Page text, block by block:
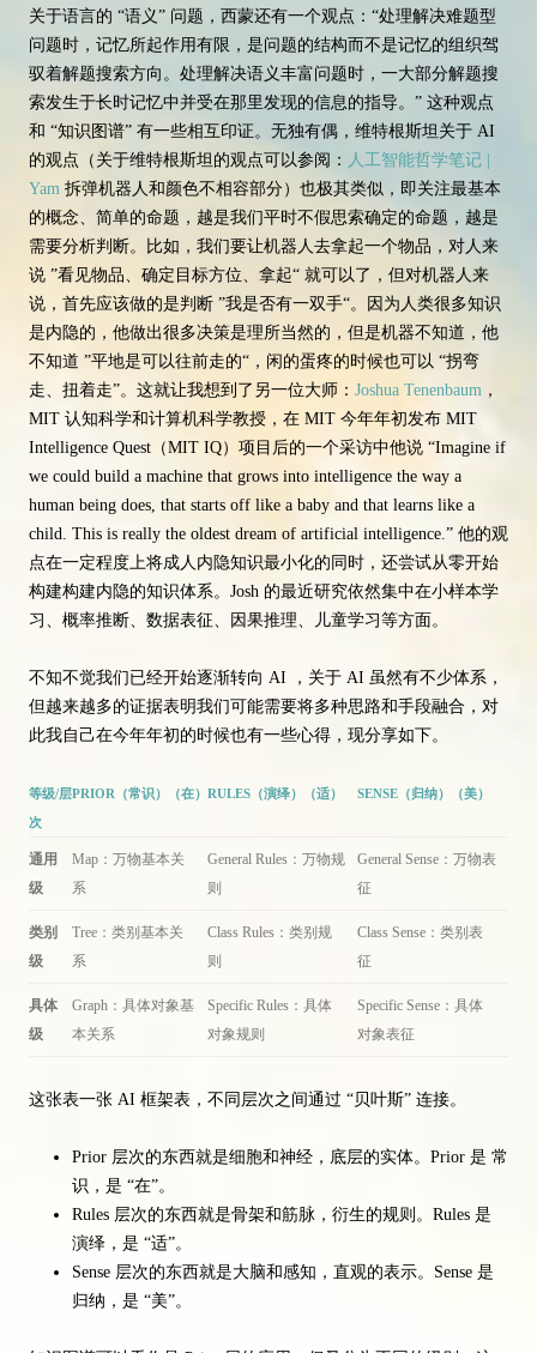
关于语言的 “语义” 问题，西蒙还有一个观点：“处理解决难题型
问题时，记忆所起作用有限，是问题的结构而不是记忆的组织驾
驭着解题搜索方向。处理解决语义丰富问题时，一大部分解题搜
索发生于长时记忆中并受在那里发现的信息的指导。” 这种观点
和 “知识图谱” 有一些相互印证。无独有偶，维特根斯坦关于 AI
的观点（关于维特根斯坦的观点可以参阅： 人工智能哲学笔记 |
Yam 拆弹机器人和颜色不相容部分）也极其类似，即关注最基本
的概念、简单的命题，越是我们平时不假思索确定的命题，越是
需要分析判断。比如，我们要让机器人去拿起一个物品，对人来
说 ”看见物品、确定目标方位、拿起“ 就可以了，但对机器人来
说，首先应该做的是判断 ”我是否有一双手“。因为人类很多知识
是内隐的，他做出很多决策是理所当然的，但是机器不知道，他
不知道 ”平地是可以往前走的“，闲的蛋疼的时候也可以 “拐弯
走、扭着走”。这就让我想到了另一位大师： Joshua Tenenbaum ，
MIT 认知科学和计算机科学教授，在 MIT 今年年初发布 MIT
Intelligence Quest（MIT IQ）项目后的一个采访中他说 “Imagine if
we could build a machine that grows into intelligence the way a
human being does, that starts off like a baby and that learns like a
child. This is really the oldest dream of artificial intelligence.” 他的观
点在一定程度上将成人内隐知识最小化的同时，还尝试从零开始
构建构建内隐的知识体系。Josh 的最近研究依然集中在小样本学
习、概率推断、数据表征、因果推理、儿童学习等方面。
不知不觉我们已经开始逐渐转向 AI ，关于 AI 虽然有不少体系，
但越来越多的证据表明我们可能需要将多种思路和手段融合，对
此我自己在今年年初的时候也有一些心得，现分享如下。
等级/层
次
PRIOR（常识）（在） RULES（演绎）（适） SENSE（归纳）（美）
通用
级
Map：万物基本关
系
General Rules：万物规
则
General Sense：万物表
征
类别
级
Tree：类别基本关
系
Class Rules：类别规
则
Class Sense：类别表
征
具体
级
Graph：具体对象基
本关系
Specific Rules：具体
对象规则
Specific Sense：具体
对象表征
这张表一张 AI 框架表，不同层次之间通过 “贝叶斯” 连接。
Prior 层次的东西就是细胞和神经，底层的实体。Prior 是 常
识，是 “在”。
Rules 层次的东西就是骨架和筋脉，衍生的规则。Rules 是
演绎，是 “适”。
Sense 层次的东西就是大脑和感知，直观的表示。Sense 是
归纳，是 “美”。